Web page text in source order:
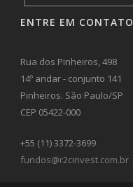
ENTRE EM CONTATO
Rua dos Pinheiros, 498
14º andar - conjunto 141
Pinheiros. São Paulo/SP
CEP 05422-000
+55 (11) 3372-3699
fundos@r2cinvest.com.br